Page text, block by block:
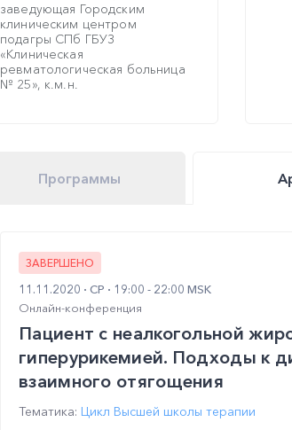
заведующая Городским
клиническим центром
подагры СПб ГБУЗ
«Клиническая
ревматологическая больница
№ 25», к.м.н.
Программы
ЗАВЕРШЕНО
11.11.2020 СР 19:00 - 22:00 MSK
Онлайн-конференция
Пациент с неалкогольной
гиперурикемией. Подходы к
взаимного отягощения
Тематика: Цикл Высшей школы терапии